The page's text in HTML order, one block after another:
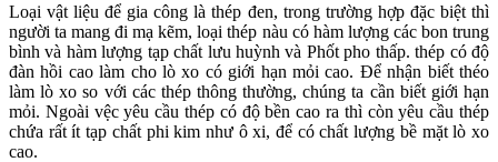
Loại vật liệu để gia công là thép đen, trong trường hợp đặc biệt thì
người ta mang đi mạ kẽm, loại thép nàu có hàm lượng các bon trung
bình và hàm lượng tạp chất lưu huỳnh và Phốt pho thấp. thép có độ
đàn hồi cao làm cho lò xo có giới hạn mỏi cao. Để nhận biết théo
làm lò xo so với các thép thông thường, chúng ta cần biết giới hạn
mỏi. Ngoài vệc yêu cầu thép có độ bền cao ra thì còn yêu cầu thép
chứa rất ít tạp chất phi kim như ô xi, để có chất lượng bề mặt lò xo
cao.